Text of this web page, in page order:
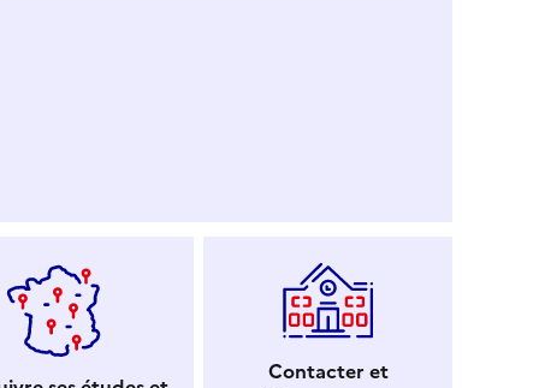
Contacter et